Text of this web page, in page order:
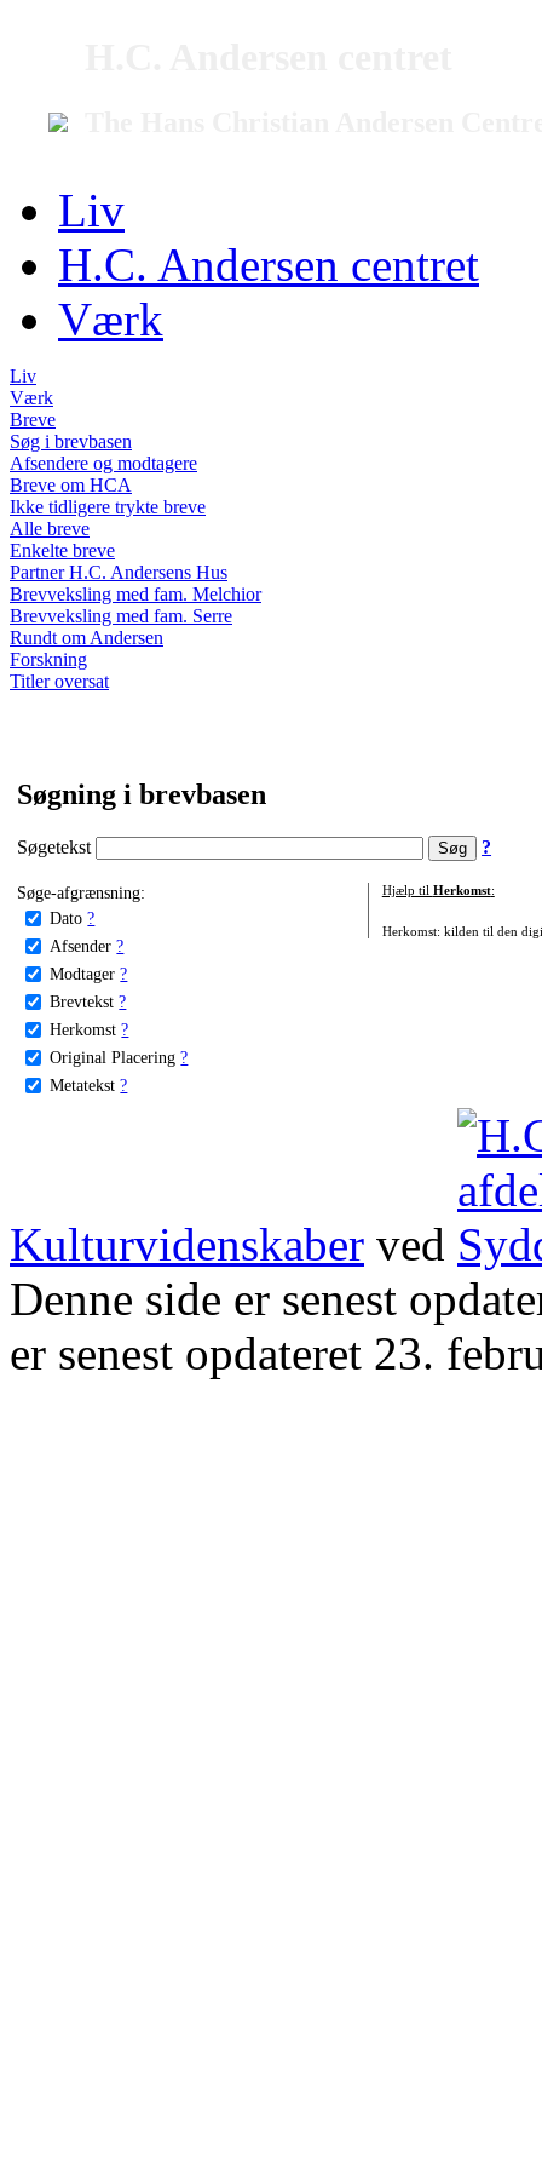
Liv
H.C. Andersen centret
Værk
Liv
Værk
Breve
Søg i brevbasen
Afsendere og modtagere
Breve om HCA
Ikke tidligere trykte breve
Alle breve
Enkelte breve
Partner H.C. Andersens Hus
Brevveksling med fam. Melchior
Brevveksling med fam. Serre
Rundt om Andersen
Forskning
Titler oversat
Søgning i brevbasen
Søgetekst ?
Søge-afgrænsning:
Dato ?
Afsender ?
Modtager ?
Brevtekst ?
Herkomst ?
Original Placering ?
Metatekst ?
Hjælp til Herkomst:
Herkomst: kilden til den
Kulturvidenskaber ved
Denne side er senest
er senest opdateret 23.